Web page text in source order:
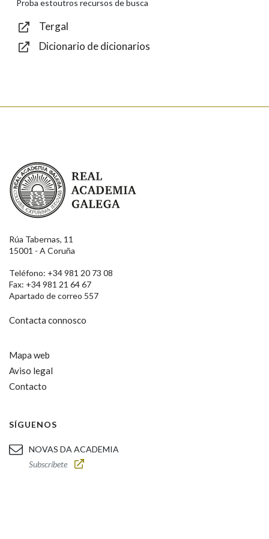
Proba estoutros recursos de busca
Tergal
Dicionario de dicionarios
Real Academia Galega
Rúa Tabernas, 11
15001 - A Coruña
Teléfono: +34 981 20 73 08
Fax: +34 981 21 64 67
Apartado de correo 557
Contacta connosco
Mapa web
Aviso legal
Contacto
SÍGUENOS
NOVAS DA ACADEMIA
Subscríbete